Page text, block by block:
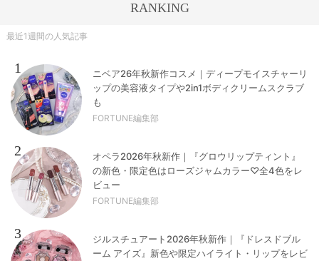
RANKING
最近1週間の人気記事
1
ニベア26年秋新作コスメ｜ディープモイスチャーリ
ップの美容液タイプや2in1ボディクリームスクラブ
も
FORTUNE編集部
2
オペラ2026年秋新作｜『グロウリップティント』
の新色・限定色はローズジャムカラー♡全4色をレ
ビュー
FORTUNE編集部
3
ジルスチュアート2026年秋新作｜『ドレスドブル
ーム アイズ』新色や限定ハイライト・リップをレビ